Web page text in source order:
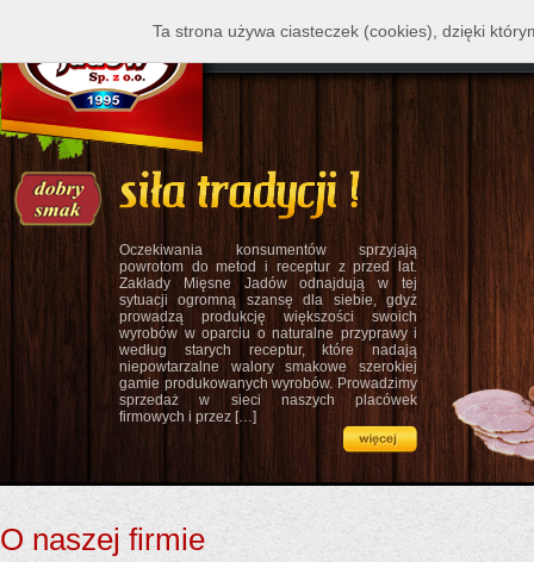
o firmie siła tradycji siła
Oczekiwania konsumentów sprzyjają
powrotom do metod i receptur z przed lat.
Zakłady Mięsne Jadów odnajdują w tej
sytuacji ogromną szansę dla siebie, gdyż
prowadzą produkcję większości swoich
wyrobów w oparciu o naturalne przyprawy i
według starych receptur, które nadają
niepowtarzalne walory smakowe szerokiej
gamie produkowanych wyrobów. Prowadzimy
sprzedaż w sieci naszych placówek
firmowych i przez […]
O naszej firmie
Ta strona używa ciasteczek (cookies), dzięki